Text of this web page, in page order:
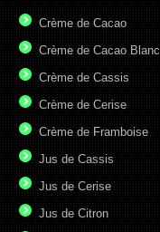
Crème de Cacao
Crème de Cacao Blanc
Crème de Cassis
Crème de Cerise
Crème de Framboise
Jus de Cassis
Jus de Cerise
Jus de Citron